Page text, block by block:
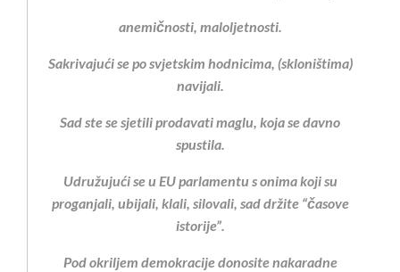
anemičnosti, maloljetnosti.
Sakrivajući se po svjetskim hodnicima, (skloništima)
navijali.
Sad ste se sjetili prodavati maglu, koja se davno
spustila.
Udružujući se u EU parlamentu s onima koji su
proganjali, ubijali, klali, silovali, sad držite “časove
istorije”.
Pod okriljem demokracije donosite nakaradne